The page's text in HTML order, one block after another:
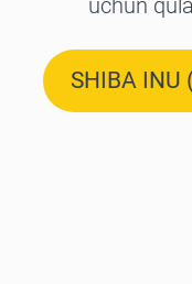
uchun
SHIBA INU